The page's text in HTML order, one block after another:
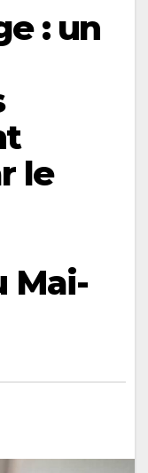
: un
le
Mai-